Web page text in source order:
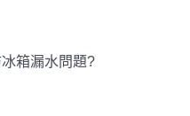
箱漏水問題?